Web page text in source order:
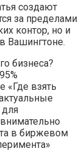
создают
за пределами
контор, но и
Вашингтоне.
бизнеса?
«Где взять
для
в биржевом